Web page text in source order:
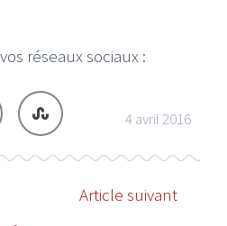
réseaux sociaux :
4 avril 2016
Article suivant